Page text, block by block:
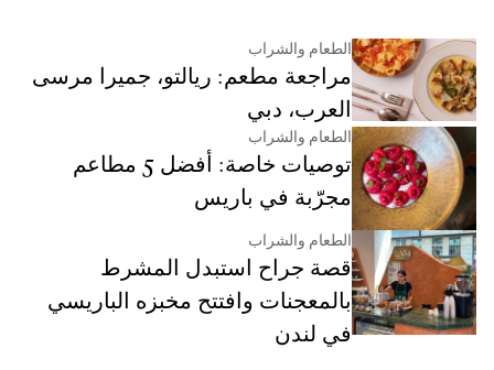
الطعام والشراب
مراجعة مطعم: ريالتو، جميرا مرسى
العرب، دبي
الطعام والشراب
توصيات خاصة: أفضل 5 مطاعم
مجرّبة في باريس
الطعام والشراب
قصة جراح استبدل المشرط
بالمعجنات وافتتح مخبزه الباريسي
في لندن